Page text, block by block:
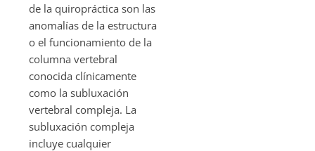
de la quiropráctica son las
anomalías de la estructura
o el funcionamiento de la
columna vertebral
conocida clínicamente
como la subluxación
vertebral compleja. La
subluxación compleja
incluye cualquier